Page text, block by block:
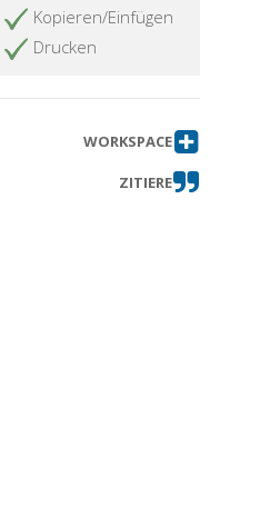
Kopieren/Einfügen
Drucken
WORKSPACE
ZITIERE